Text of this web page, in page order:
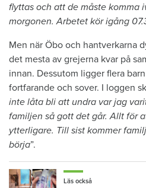
flyttas och att de måste komma
morgonen. Arbetet kör igång
Men när Öbo och hantverkarna
det mesta av grejerna kvar på
innan. Dessutom ligger flera
fortfarande och sover. I loggen
inte låta bli att undra var jag
familjen så gott det går. Allt för
ytterligare. Till sist kommer
börja”.
Läs också